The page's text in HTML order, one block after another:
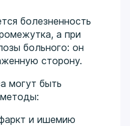
болезненность
а при
больного: он
сторону.
могут быть
и ишемию